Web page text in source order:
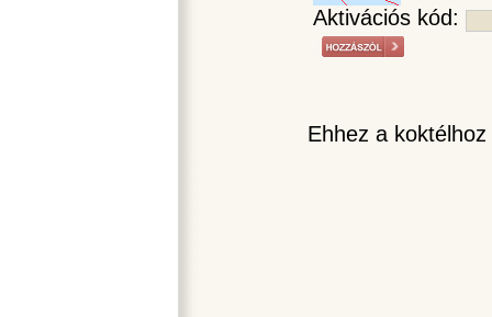
Aktivációs kód:
Ehhez a